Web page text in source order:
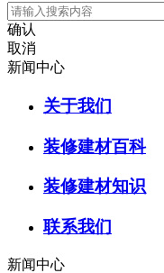
确认
取消
新闻中心
关于我们
装修建材百科
装修建材知识
联系我们
新闻中心